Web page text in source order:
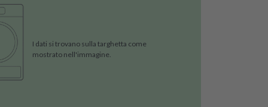
I dati si trovano sulla targhetta come
mostrato nell'immagine.